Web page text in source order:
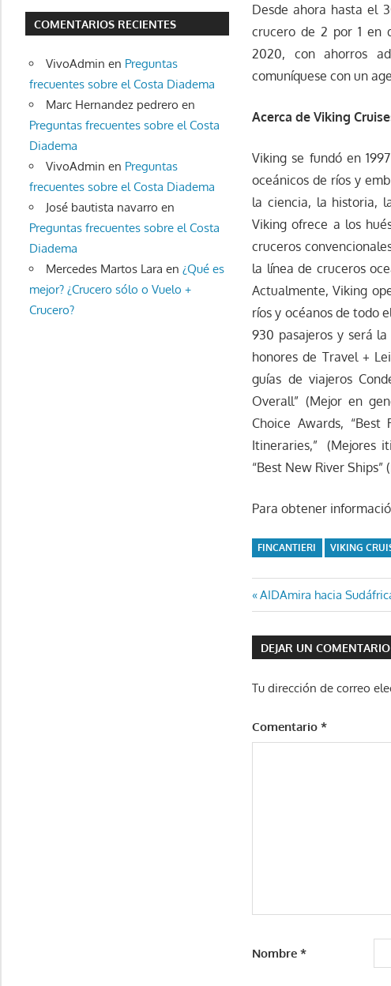
Desde ahora hasta el
crucero de 2 por 1 en
2020, con ahorros
comuníquese con un
Acerca de Viking
Viking se fundó en
oceánicos de ríos y
la ciencia, la historia,
Viking ofrece a los
cruceros
la línea de cruceros
Actualmente, Viking
ríos y océanos de todo
930 pasajeros y será
honores de Travel +
guías de viajeros
Overall” (Mejor en
Choice Awards,
Itineraries,” (Mejores
“Best New River Ships”
Para obtener
FINCANTIERI VIKING
Navegación
de
entradas
Entrada
anterior:
AIDAmira hacia
DEJAR UN COMENTARIO
Tu dirección de correo
Comentario*
Nombre*
COMENTARIOS RECIENTES
VivoAdmin en Preguntas
frecuentes sobre el Costa Diadema
Marc Hernandez pedrero en
Preguntas frecuentes sobre el Costa
Diadema
VivoAdmin en Preguntas
frecuentes sobre el Costa Diadema
José bautista navarro en
Preguntas frecuentes sobre el Costa
Diadema
Mercedes Martos Lara en ¿Qué es
mejor? ¿Crucero sólo o Vuelo +
Crucero?